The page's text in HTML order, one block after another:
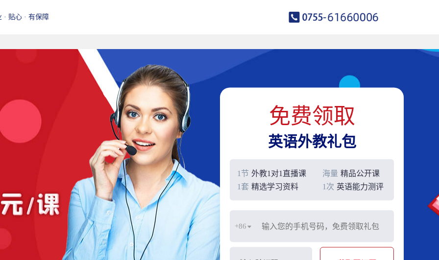
· 贴心 · 有保障
免费领取
英语外教礼包
1节 外教1对1直播课 海量 精品公开课
1套 精选学习资料 1次 英语能力测评
+86